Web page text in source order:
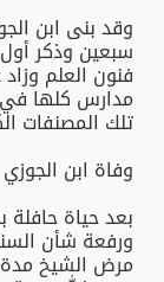
وقد بنى ابن
سبعين وذكر
فنون العلم
مدارس كلها في
تلك المصنفات
وفاة ابن الجوزي
بعد حياة حافلة
ورفعة شأن
مرض الشيخ مدة